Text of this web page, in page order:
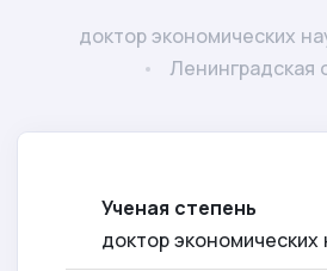
доктор экономических
Ленинградская
Ученая степень
доктор экономических